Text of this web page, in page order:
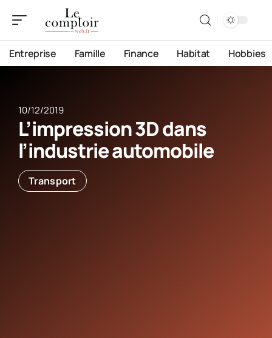
Entreprise Famille Finance Habitat Hobbies
10/12/2019
L’impression 3D dans
l’industrie automobile
Transport